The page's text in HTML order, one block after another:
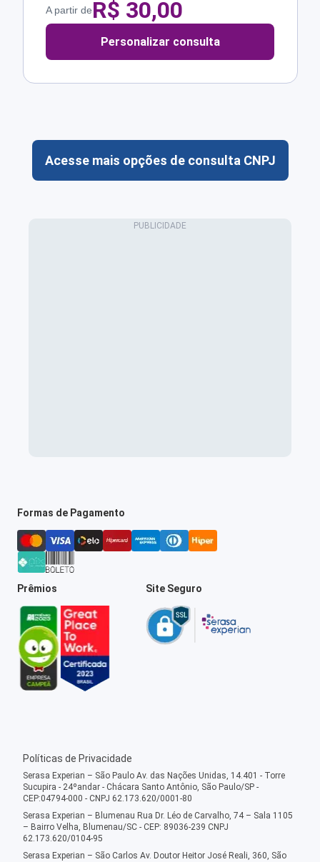
A partir deR$ 30,00
Personalizar consulta
Acesse mais opções de consulta CNPJ
Formas de Pagamento
Prêmios Site Seguro
Políticas de Privacidade
Serasa Experian – São Paulo Av. das Nações Unidas, 14.401 - Torre
Sucupira - 24ºandar - Chácara Santo Antônio, São Paulo/SP -
CEP:04794-000 - CNPJ 62.173.620/0001-80
Serasa Experian – Blumenau Rua Dr. Léo de Carvalho, 74 – Sala 1105
– Bairro Velha, Blumenau/SC - CEP: 89036-239 CNPJ
62.173.620/0104-95
Serasa Experian – São Carlos Av. Doutor Heitor José Reali, 360, São